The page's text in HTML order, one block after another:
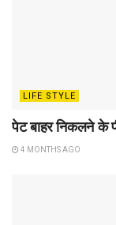
LIFE STYLE
पेट बाहर निकलने के
4 MONTHS AGO